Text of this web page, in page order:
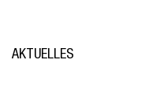
AKTUELLES